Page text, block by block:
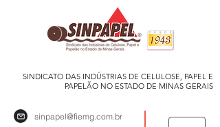
SINDICATO DAS INDÚSTRIAS DE CELULOSE, PAPEL E
PAPELÃO NO ESTADO DE MINAS GERAIS
sinpapel@fiemg.com.br